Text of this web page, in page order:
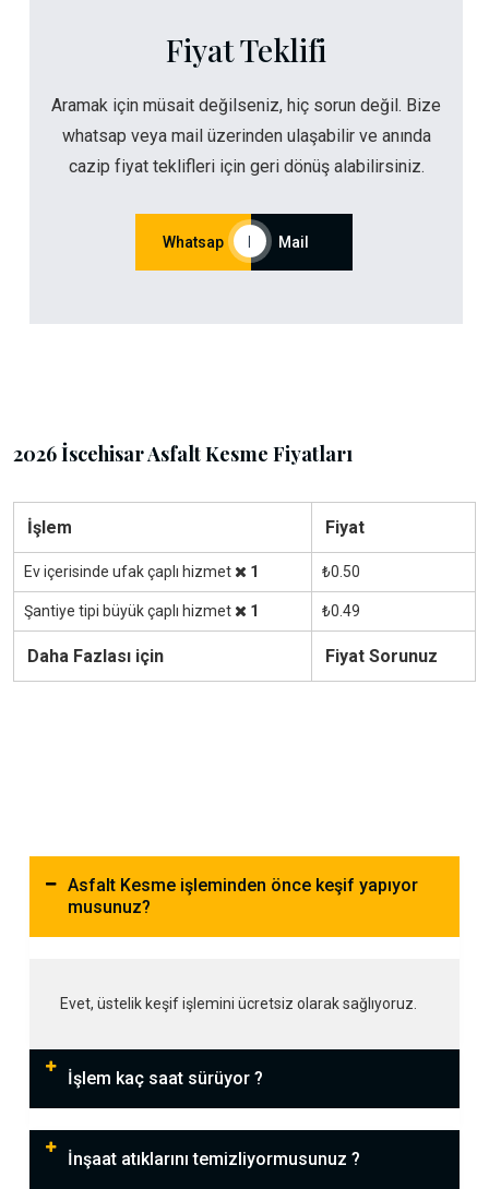
Fiyat Teklifi
Aramak için müsait değilseniz, hiç sorun değil. Bize
whatsap veya mail üzerinden ulaşabilir ve anında
cazip fiyat teklifleri için geri dönüş alabilirsiniz.
Whatsap Mail
2026 İscehisar Asfalt Kesme Fiyatları
İşlem Fiyat
Ev içerisinde ufak çaplı hizmet 1 ₺0.50
Şantiye tipi büyük çaplı hizmet 1 ₺0.49
Daha Fazlası için Fiyat Sorunuz
Asfalt Kesme işleminden önce keşif yapıyor
musunuz?
Evet, üstelik keşif işlemini ücretsiz olarak sağlıyoruz.
İşlem kaç saat sürüyor ?
İnşaat atıklarını temizliyormusunuz ?